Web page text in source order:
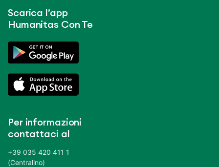
Scarica l’app
Humanitas Con Te
Per informazioni
contattaci al
+39 035 420 411 1
(Centralino)